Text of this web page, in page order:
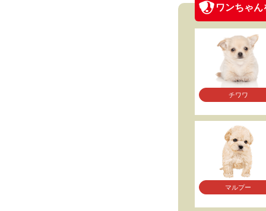
ワンちゃん
チワワ
マルプー